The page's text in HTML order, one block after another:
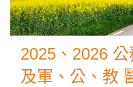
2025、2026
及軍、公、教